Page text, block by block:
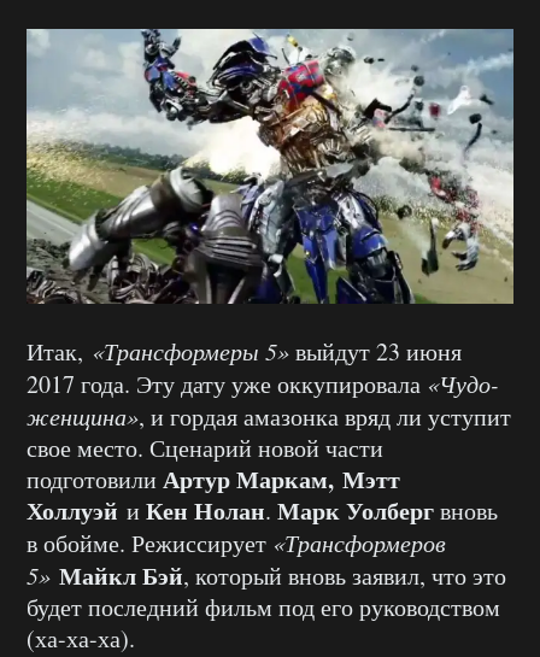
Итак, «Трансформеры 5»выйдут 23 июня
2017 года. Эту дату уже оккупировала «Чудо-
женщина», и гордая амазонка вряд ли уступит
свое место. Сценарий новой части
подготовили Артур Маркам, Мэтт
Холлуэй и Кен Нолан. Марк Уолбергвновь
в обойме. Режиссирует «Трансформеров
5» Майкл Бэй, который вновь заявил, что это
будет последний фильм под его руководством
(ха-ха-ха).